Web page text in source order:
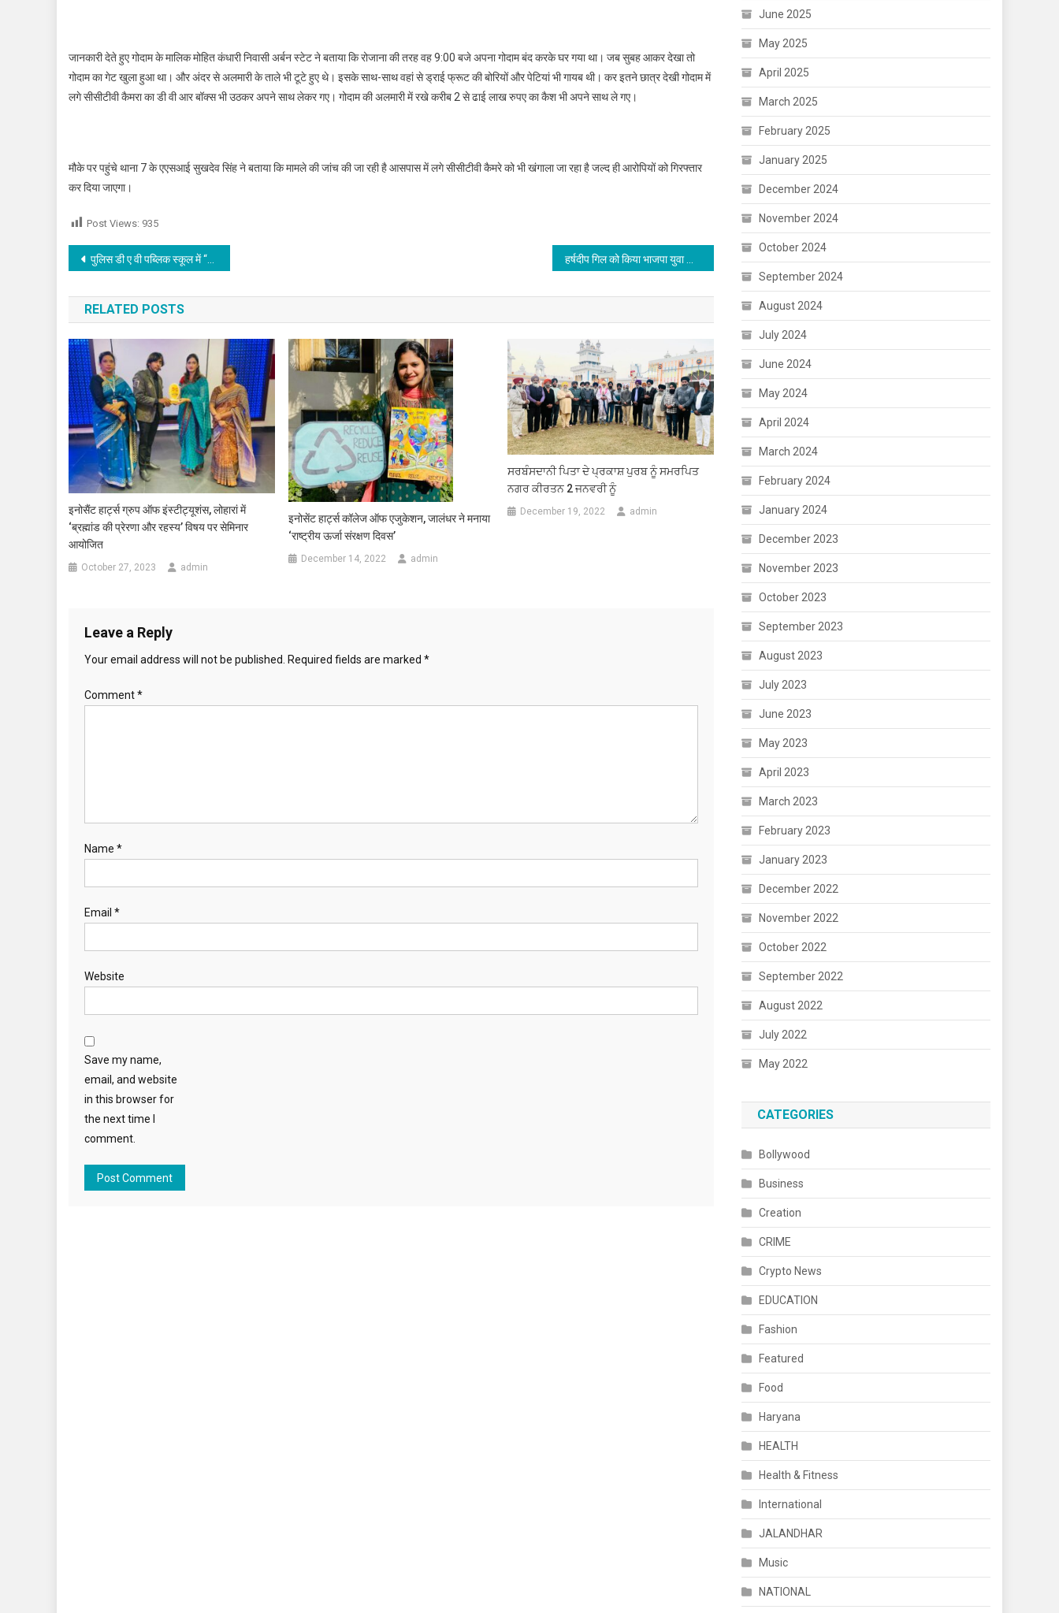
जानकारी देते हुए गोदाम के मालिक मोहित कंधारी निवासी अर्बन स्टेट ने बताया कि रोजाना की तरह वह 9:00 बजे अपना गोदाम बंद करके घर गया था। जब सुबह आकर देखा तो
गोदाम का गेट खुला हुआ था। और अंदर से अलमारी के ताले भी टूटे हुए थे। इसके साथ-साथ वहां से ड्राई फ्रूट की बोरियों और पेटियां भी गायब थी। कर इतने छात्र देखी गोदाम में
लगे सीसीटीवी कैमरा का डी वी आर बॉक्स भी उठकर अपने साथ लेकर गए। गोदाम की अलमारी में रखे करीब 2 से ढाई लाख रुपए का कैश भी अपने साथ ले गए।
मौके पर पहुंचे थाना 7 के एएसआई सुखदेव सिंह ने बताया कि मामले की जांच की जा रही है आसपास में लगे सीसीटीवी कैमरे को भी खंगाला जा रहा है जल्द ही आरोपियों को गिरफ्तार
कर दिया जाएगा।
Post Views: 935
Post navigation
पुलिस डी ए वी पब्लिक स्कूल में “वार्षिक दिवस” “वसुधैव कुटुंबकम:एक विश्व एक परिवार” का आयोजन, पढ़े
RELATED POSTS
इनोसैंट हार्ट्स ग्रुप ऑफ इंस्टीट्यूशंस, लोहारां में
‘ब्रह्मांड की प्रेरणा और रहस्य’ विषय पर सेमिनार
आयोजित
October 27, 2023 admin
इनोसेंट हार्ट्स कॉलेज ऑफ एजुकेशन, जालंधर ने मनाया
‘राष्ट्रीय ऊर्जा संरक्षण दिवस’
December 14, 2022 admin
ਸਰਬੰਸਦਾਨੀ ਪਿਤਾ ਦੇ ਪ੍ਰਕਾਸ਼ ਪੁਰਬ ਨੂੰ ਸਮਰਪਿਤ
ਨਗਰ ਕੀਰਤਨ 2 ਜਨਵਰੀ ਨੂੰ
December 19, 2022 admin
Leave a Reply
Your email address will not be published. Required fields are marked *
Comment*
Name *
Email *
Website
Save my name,
email, and website
in this browser for
the next time I
comment.
June 2025
May 2025
April 2025
March 2025
February 2025
January 2025
December 2024
November 2024
October 2024
September 2024
August 2024
July 2024
June 2024
May 2024
April 2024
March 2024
February 2024
January 2024
December 2023
November 2023
October 2023
September 2023
August 2023
July 2023
June 2023
May 2023
April 2023
March 2023
February 2023
January 2023
December 2022
November 2022
October 2022
September 2022
August 2022
July 2022
May 2022
CATEGORIES
Bollywood
Business
Creation
CRIME
Crypto News
EDUCATION
Fashion
Featured
Food
Haryana
HEALTH
Health & Fitness
International
JALANDHAR
Music
NATIONAL